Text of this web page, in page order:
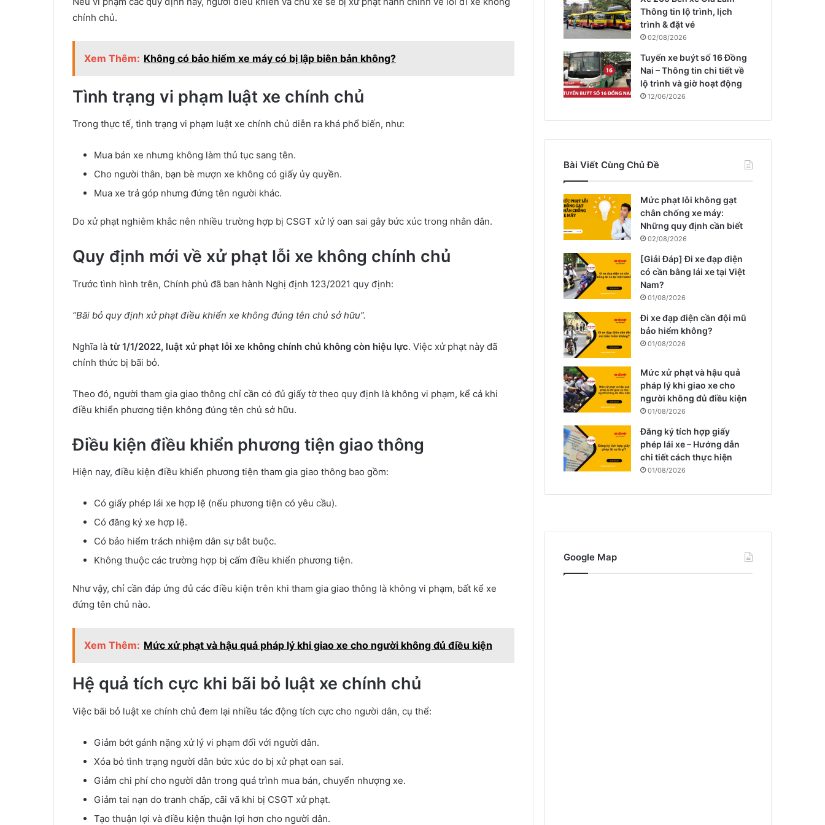
chính chủ.
Xem Thêm: Không có bảo hiểm xe máy có bị lập biên bản không?
Tình trạng vi phạm luật xe chính chủ
Trong thực tế, tình trạng vi phạm luật xe chính chủ diễn ra khá phổ biến, như:
Mua bán xe nhưng không làm thủ tục sang tên.
Cho người thân, bạn bè mượn xe không có giấy ủy quyền.
Mua xe trả góp nhưng đứng tên người khác.
Do xử phạt nghiêm khắc nên nhiều trường hợp bị CSGT xử lý oan sai gây bức xúc trong nhân dân.
Quy định mới về xử phạt lỗi xe không chính chủ
Trước tình hình trên, Chính phủ đã ban hành Nghị định 123/2021 quy định:
“Bãi bỏ quy định xử phạt điều khiển xe không đúng tên chủ sở hữu”.
Nghĩa là từ 1/1/2022, luật xử phạt lỗi xe không chính chủ không còn hiệu lực. Việc xử phạt này đã
chính thức bị bãi bỏ.
Theo đó, người tham gia giao thông chỉ cần có đủ giấy tờ theo quy định là không vi phạm, kể cả khi
điều khiển phương tiện không đúng tên chủ sở hữu.
Điều kiện điều khiển phương tiện giao thông
Hiện nay, điều kiện điều khiển phương tiện tham gia giao thông bao gồm:
Có giấy phép lái xe hợp lệ (nếu phương tiện có yêu cầu).
Có đăng ký xe hợp lệ.
Có bảo hiểm trách nhiệm dân sự bắt buộc.
Không thuộc các trường hợp bị cấm điều khiển phương tiện.
Như vậy, chỉ cần đáp ứng đủ các điều kiện trên khi tham gia giao thông là không vi phạm, bất kể xe
đứng tên chủ nào.
Xem Thêm: Mức xử phạt và hậu quả pháp lý khi giao xe cho người không đủ điều kiện
Hệ quả tích cực khi bãi bỏ luật xe chính chủ
Việc bãi bỏ luật xe chính chủ đem lại nhiều tác động tích cực cho người dân, cụ thể:
Giảm bớt gánh nặng xử lý vi phạm đối với người dân.
Xóa bỏ tình trạng người dân bức xúc do bị xử phạt oan sai.
Giảm chi phí cho người dân trong quá trình mua bán, chuyển nhượng xe.
Giảm tai nạn do tranh chấp, cãi vã khi bị CSGT xử phạt.
Tạo thuận lợi và điều kiện thuận lợi hơn cho người dân.
Thông tin lộ trình, lịch
trình & đặt vé
02/08/2026
Tuyến xe buýt số 16 Đồng
Nai – Thông tin chi tiết về
lộ trình và giờ hoạt động
12/06/2026
Bài Viết Cùng Chủ Đề
Mức phạt lỗi không gạt
chân chống xe máy:
Những quy định cần biết
02/08/2026
[Giải Đáp] Đi xe đạp điện
có cần bằng lái xe tại Việt
Nam?
01/08/2026
Đi xe đạp điện cần đội mũ
bảo hiểm không?
01/08/2026
Mức xử phạt và hậu quả
pháp lý khi giao xe cho
người không đủ điều kiện
01/08/2026
Đăng ký tích hợp giấy
phép lái xe – Hướng dẫn
chi tiết cách thực hiện
01/08/2026
Google Map